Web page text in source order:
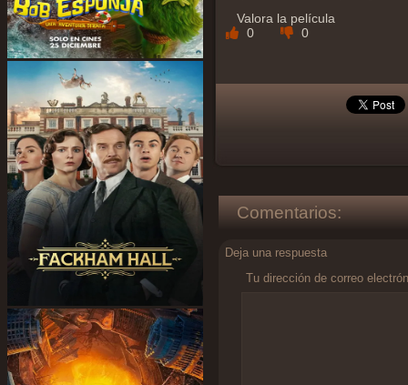
Valora la película
0
0
Comentarios:
Deja una respuesta
Tu dirección de correo